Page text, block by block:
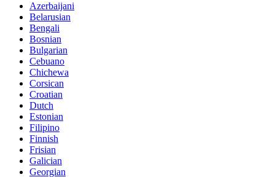
Azerbaijani
Belarusian
Bengali
Bosnian
Bulgarian
Cebuano
Chichewa
Corsican
Croatian
Dutch
Estonian
Filipino
Finnish
Frisian
Galician
Georgian